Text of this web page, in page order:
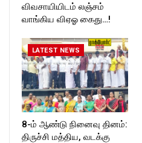
விவசாயியிடம் லஞ்சம்
வாங்கிய விஏஓ கைது…!
LATEST NEWS
8-ம் ஆண்டு நினைவு தினம்:
திருச்சி மத்திய, வடக்கு